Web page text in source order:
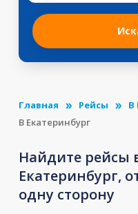
Главная Рейсы
В
В Екатеринбург
Найдите рейсы
Екатеринбург,
одну сторону